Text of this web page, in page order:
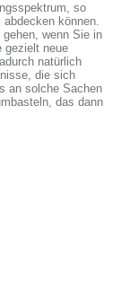
so
können.
wenn Sie in
gezielt neue
natürlich
die sich
an solche Sachen
das dann